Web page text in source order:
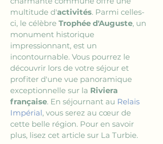
multitude d'activités. Parmi celles-
ci, le célèbre Trophée d'Auguste, un
monument historique
impressionnant, est un
incontournable. Vous pourrez le
découvrir lors de votre séjour et
profiter d'une vue panoramique
exceptionnelle sur la Riviera
française. En séjournant au Relais
Impérial, vous serez au cœur de
cette belle région. Pour en savoir
plus, lisez cet article sur La Turbie.